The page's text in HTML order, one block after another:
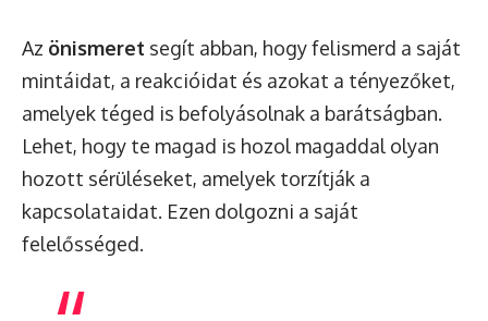
Az önismeret segít abban, hogy felismerd a saját
mintáidat, a reakcióidat és azokat a tényezőket,
amelyek téged is befolyásolnak a barátságban.
Lehet, hogy te magad is hozol magaddal olyan
hozott sérüléseket, amelyek torzítják a
kapcsolataidat. Ezen dolgozni a saját
felelősséged.